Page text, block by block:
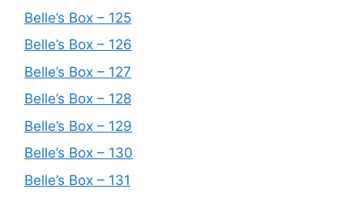
Belle’s Box – 125
Belle’s Box – 126
Belle’s Box – 127
Belle’s Box – 128
Belle’s Box – 129
Belle’s Box – 130
Belle’s Box – 131